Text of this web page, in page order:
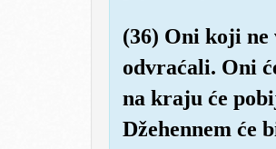
(36) Oni koji
odvraćali. Oni
na kraju će
Džehennem će